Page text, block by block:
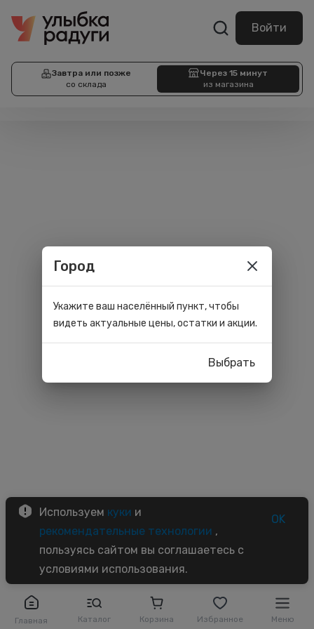
Войти
Завтра или позже
со склада
Через 15 минут
из магазина
Главная Каталог Корзина Избранное Меню
Используем куки и
рекомендательные технологии ,
пользуясь сайтом вы соглашаетесь с
условиями использования.
OK
Город
Укажите ваш населённый пункт, чтобы
видеть актуальные цены, остатки и акции.
Выбрать